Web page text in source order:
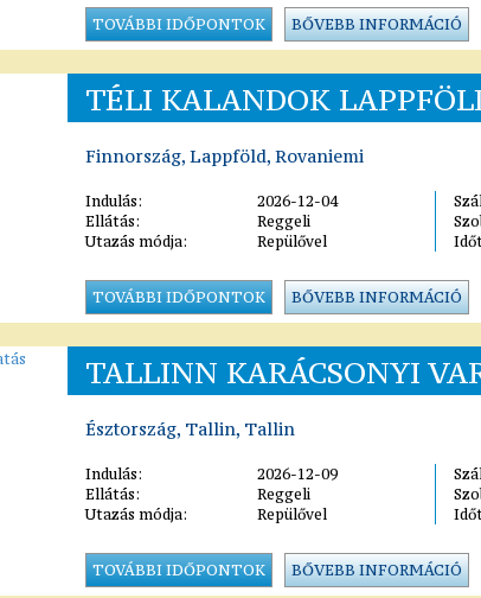
TOVÁBBI IDŐPONTOK BŐVEBB INFORMÁCIÓ
TÉLI KALANDOK
Finnország, Lappföld, Rovaniemi
Indulás:
2026-12-04
Ellátás:
Reggeli
Utazás módja:
Repülővel
TOVÁBBI IDŐPONTOK BŐVEBB INFORMÁCIÓ
TALLINN KARÁCSONYI
Észtország, Tallin, Tallin
Indulás:
2026-12-09
Ellátás:
Reggeli
Utazás módja:
Repülővel
TOVÁBBI IDŐPONTOK BŐVEBB INFORMÁCIÓ